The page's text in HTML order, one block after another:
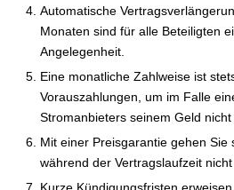
Automatische
Monaten sind für alle Beteiligten
Angelegenheit.
Eine monatliche Zahlweise ist
Vorauszahlungen, um im Falle
Stromanbieters seinem Geld
Mit einer Preisgarantie gehen Sie
während der Vertragslaufzeit nicht
Kurze Kündigungsfristen